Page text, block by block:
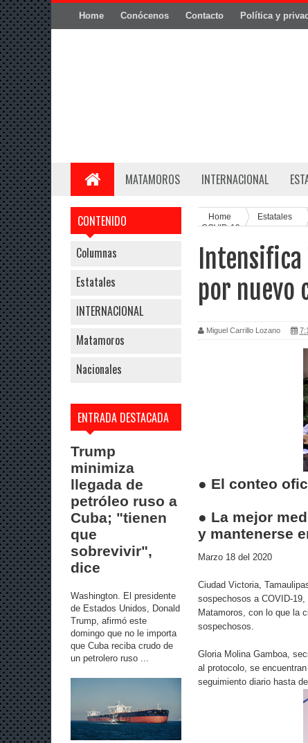
Home Conócenos Contacto Política y
MATAMOROS INTERNACIONAL
CONTENIDO
Columnas
Estatales
INTERNACIONAL
Matamoros
Nacionales
ENTRADA DESTACADA
Trump
minimiza
llegada de
petróleo ruso a
Cuba; "tienen
que
sobrevivir",
dice
Washington. El presidente
de Estados Unidos, Donald
Trump, afirmó este
domingo que no le importa
que Cuba reciba crudo de
un petrolero ruso ...
Home Estatales
COVID-19
por nuevo
Miguel Carrillo Lozano
● El conteo
● La mejor
y mantenerse
Marzo 18 del 2020
Ciudad Victoria,
sospechosos a COVID-
Matamoros, con lo que la
sospechosos.
Gloria Molina Gamboa,
al protocolo, se
seguimiento diario hasta